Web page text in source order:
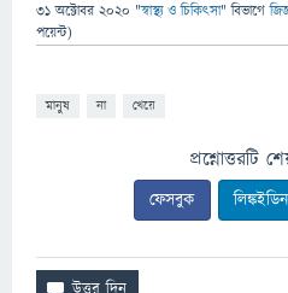
31 অক্টোবর 2020 "স্বাস্থ্য ও চিকিৎসা" বিভাগে
পয়েন্ট)
মানুষ না খেয়ে
প্রশ্নোত্তরটি
ফেসবুক লিঙ্কইডিন